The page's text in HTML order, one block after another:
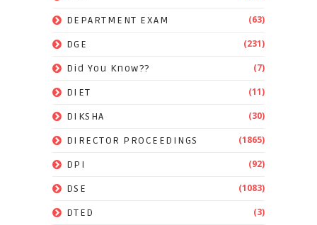
DEPARTMENT EXAM (63)
DGE (231)
Did You Know?? (7)
DIET (11)
DIKSHA (30)
DIRECTOR PROCEEDINGS (1865)
DPI (92)
DSE (1083)
DTED (3)